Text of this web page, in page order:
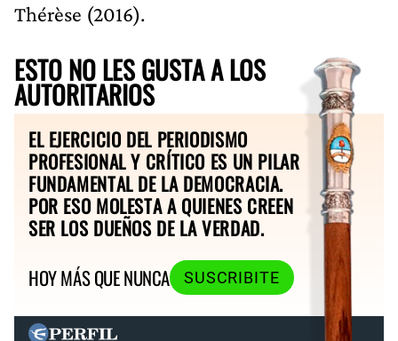
Thérèse (2016).
ESTO NO LES GUSTA A LOS
AUTORITARIOS
EL EJERCICIO DEL PERIODISMO
PROFESIONAL Y CRÍTICO ES UN PILAR
FUNDAMENTAL DE LA DEMOCRACIA.
POR ESO MOLESTA A QUIENES CREEN
SER LOS DUEÑOS DE LA VERDAD.
HOY MÁS QUE NUNCA
SUSCRIBITE